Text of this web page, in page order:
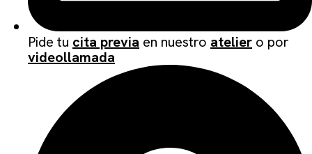
Pide tu cita previa en nuestro atelier o por
videollamada